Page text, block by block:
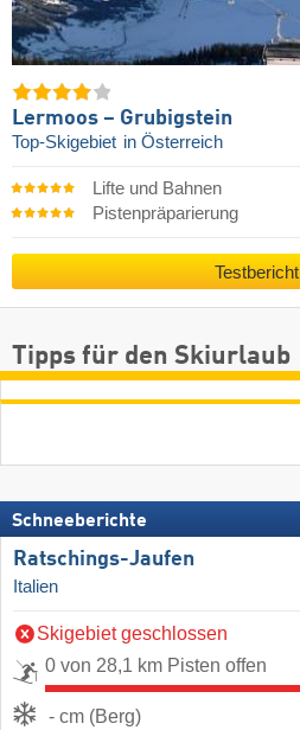
Lermoos – Grubigstein
Top-Skigebiet in Österreich
Lifte und Bahnen
Pistenpräparierung
Testbericht
Tipps für den Skiurlaub
Schneeberichte
Ratschings-Jaufen
Italien
Skigebiet geschlossen
0 von 28,1 km Pisten offen
- cm (Berg)